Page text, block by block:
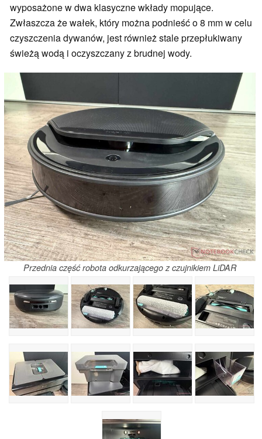
wyposażone w dwa klasyczne wkłady mopujące.
Zwłaszcza że wałek, który można podnieść o 8 mm w celu
czyszczenia dywanów, jest również stale przepłukiwany
świeżą wodą i oczyszczany z brudnej wody.
Przednia część robota odkurzającego z czujnikiem LiDAR